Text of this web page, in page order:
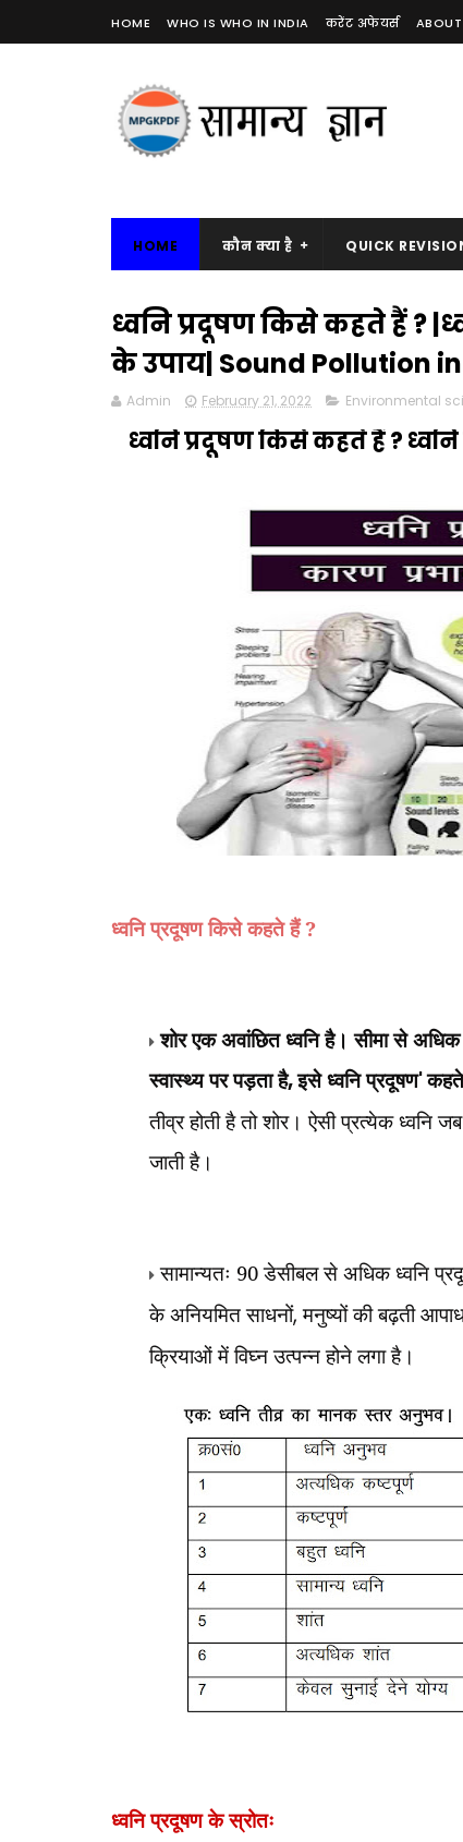
HOME WHO IS WHO IN INDIA करेंट अफेयर्स
HOME कौन क्या है QUICK
ध्वनि प्रदूषण किसे कहते हैं ?
के उपाय| Sound Pollution
Admin February 21, 2022 Environmental
ध्वनि प्रदूषण किसे कहते हैं ?
ध्वनि प्रदूषण किसे कहते हैं ?
शोर एक अवांछित ध्वनि है। सीमा से
स्वास्थ्य पर पड़ता है,इसे ध्वनि प्रदूषण'
तीव्र होती है तो शोर। ऐसी प्रत्येक ध्वनि
जाती है।
सामान्यतः 90 डेसीबल से अधिक ध्वनि
केअनियमित साधनों,मनुष्यों की बढ़ती
क्रियाओं में विघ्नउत्पन्न होने लगा है।
ध्वनि प्रदूषण के स्रोतः